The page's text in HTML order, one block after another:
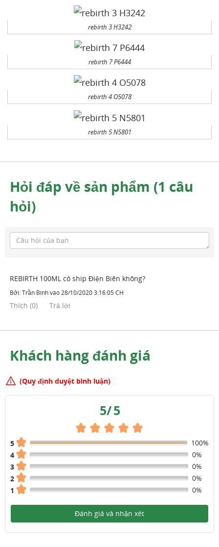
rebirth 3 H3242
rebirth 7 P6444
rebirth 4 O5078
rebirth 5 N5801
Hỏi đáp về sản phẩm (1 câu
hỏi)
REBIRTH 100ML có ship Điện Biên không?
Bởi:Trần Bìnhvào28/10/2020 3:16:05 CH
Thích (0) Trả lời
Khách hàng đánh giá
(Quy định duyệt bình luận)
5/5
5
100%
4
0%
3
0%
2
0%
1
0%
Đánh giá và nhận xét